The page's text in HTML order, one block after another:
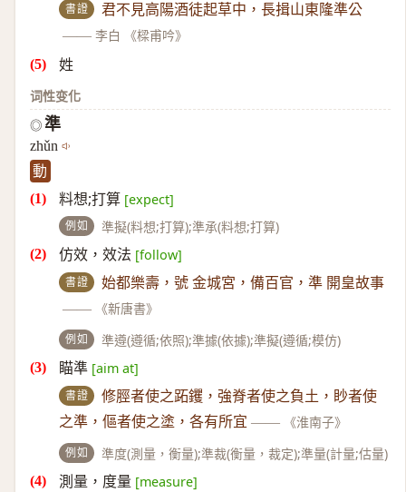
書證
君不見高陽酒徒起草中，長揖山東隆準公
—— 李白 《樑甫吟》
姓
词性变化
◎ 準
zhǔn
動
料想;打算 [expect]
例如 準擬(料想;打算);準承(料想;打算)
仿效，效法 [follow]
書證
始都樂壽，號 金城宮，備百官，準 開皇故事
——
《新唐書》
例如 準遵(遵循;依照);準據(依據);準擬(遵循;模仿)
瞄準 [aim at]
書證
修脛者使之跖钁，強脊者使之負土，眇者使
之準，傴者使之塗，各有所宜 —— 《淮南子》
例如 準度(測量，衡量);準裁(衡量，裁定);準量(計量;估量)
測量，度量 [measure]